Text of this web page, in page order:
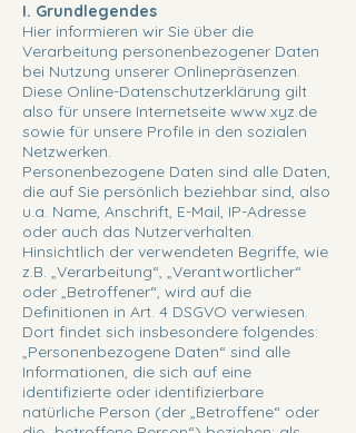
I. Grundlegendes
Hier informieren wir Sie über die
Verarbeitung personenbezogener Daten
bei Nutzung unserer Onlinepräsenzen.
Diese Online-Datenschutzerklärung gilt
also für unsere Internetseite www.xyz.de
sowie für unsere Profile in den sozialen
Netzwerken.
Personenbezogene Daten sind alle Daten,
die auf Sie persönlich beziehbar sind, also
u.a. Name, Anschrift, E-Mail, IP-Adresse
oder auch das Nutzerverhalten.
Hinsichtlich der verwendeten Begriffe, wie
z.B. „Verarbeitung“, „Verantwortlicher“
oder „Betroffener“, wird auf die
Definitionen in Art. 4 DSGVO verwiesen.
Dort findet sich insbesondere folgendes:
„Personenbezogene Daten“ sind alle
Informationen, die sich auf eine
identifizierte oder identifizierbare
natürliche Person (der „Betroffene“ oder